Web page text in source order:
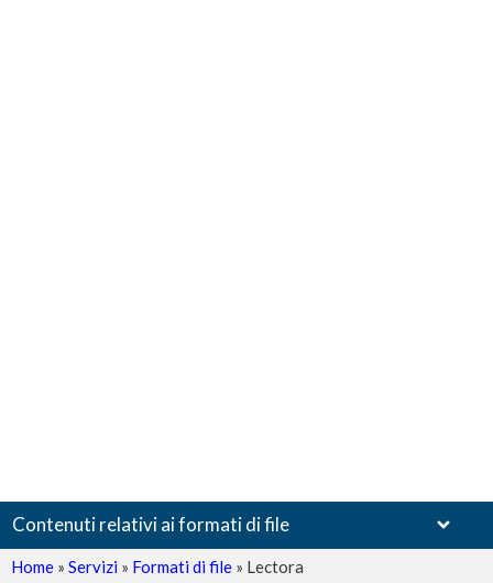
Contenuti relativi ai formati di file
Home » Servizi » Formati di file » Lectora